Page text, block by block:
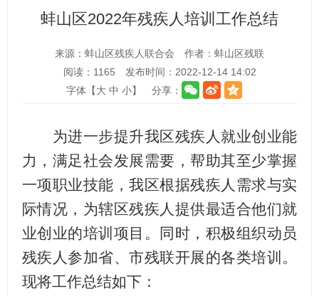
蚌山区2022年残疾人培训工作总结
来源：蚌山区残疾人联合会
作者：蚌山区残联
阅读： 1165
发布时间：2022-12-14 14:02
字体【大 中 小】 分享：
为进一步提升我区残疾人就业创业能
力，满足社会发展需要，帮助其至少掌握
一项职业技能，我区根据残疾人需求与实
际情况，为辖区残疾人提供最适合他们就
业创业的培训项目。同时，积极组织动员
残疾人参加省、市残联开展的各类培训。
现将工作总结如下：